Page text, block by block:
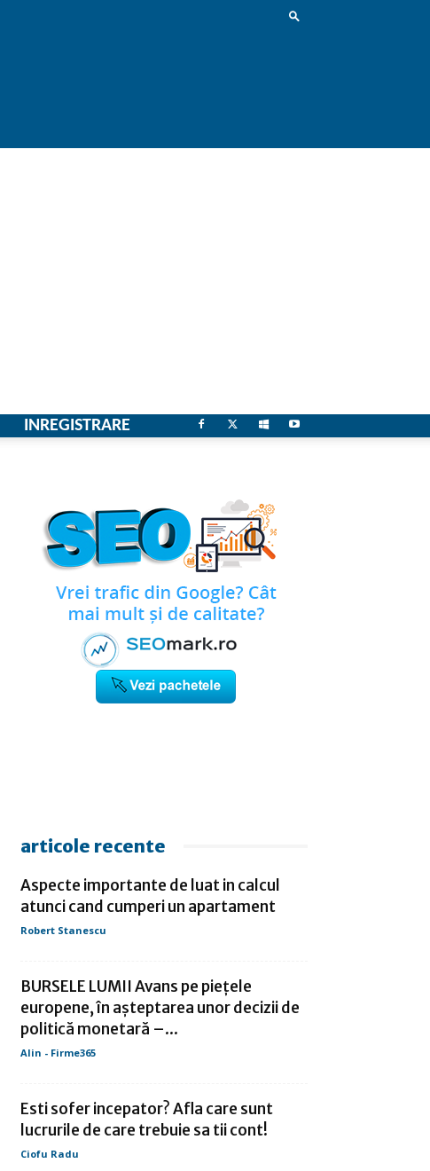
INREGISTRARE
articole recente
Aspecte importante de luat in calcul
atunci cand cumperi un apartament
Robert Stanescu
BURSELE LUMII Avans pe pieţele
europene, în aşteptarea unor decizii de
politică monetară –...
Alin - Firme365
Esti sofer incepator? Afla care sunt
lucrurile de care trebuie sa tii cont!
Ciofu Radu